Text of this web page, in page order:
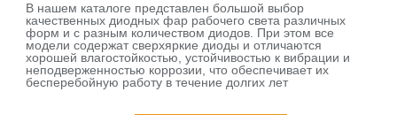
В нашем каталоге представлен большой выбор
качественных диодных фар рабочего света различных
форм и с разным количеством диодов. При этом все
модели содержат сверхяркие диоды и отличаются
хорошей влагостойкостью, устойчивостью к вибрации и
неподверженностью коррозии, что обеспечивает их
бесперебойную работу в течение долгих лет